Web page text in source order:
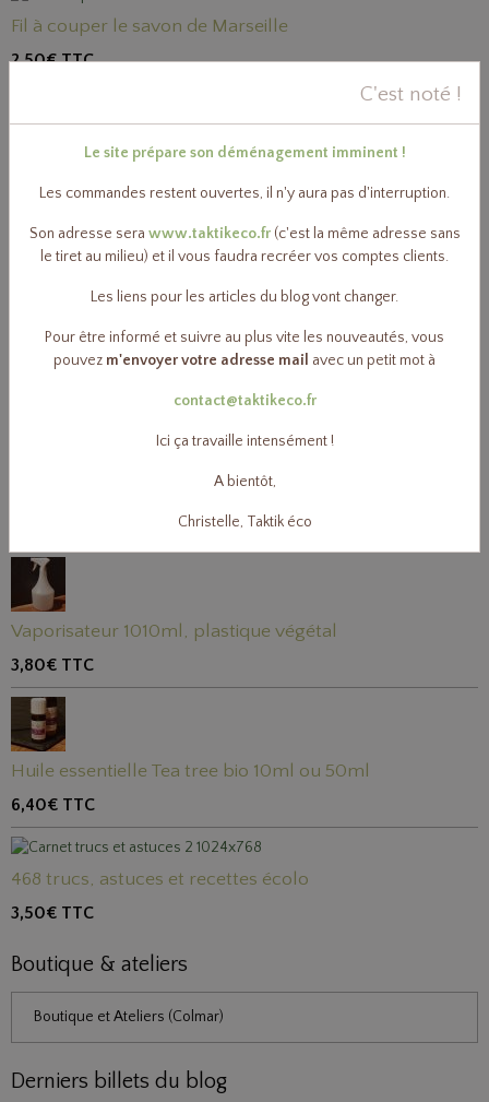
Fil à couper le savon de Marseille
2,50€TTC
Acide citrique
Paillettes savon végétal bio - 1kg
Huile essentielle Citron bio 10ml ou 50ml
Vaporisateur 1010ml, plastique végétal
3,80€ TTC
Huile essentielle Tea tree bio 10ml ou 50ml
6,40€ TTC
468 trucs, astuces et recettes écolo
3,50€ TTC
Boutique & ateliers
Boutique et Ateliers (Colmar)
Derniers billets du blog
C'est noté !
Le site prépare son déménagement imminent !
Les commandes restent ouvertes, il n'y aura pas d'interruption.
Son adresse sera www.taktikeco.fr (c'est la même adresse sans
le tiret au milieu) et il vous faudra recréer vos comptes clients.
Les liens pour les articles du blog vont changer.
Pour être informé et suivre au plus vite les nouveautés, vous
pouvez m'envoyer votre adresse mail avec un petit mot à
contact@taktikeco.fr
Ici ça travaille intensément !
A bientôt,
Christelle, Taktik éco